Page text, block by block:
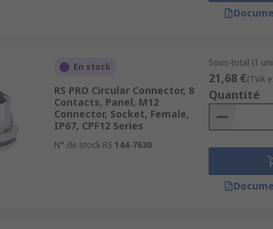
including:
En stock
RS PRO Circular Connector, 8
Contacts, Panel, M12
Connector, Socket, Female,
IP67, CPF12 Series
N° de stock RS 144-7630
Sous-total (1
21,68 €(TVA
Quantité